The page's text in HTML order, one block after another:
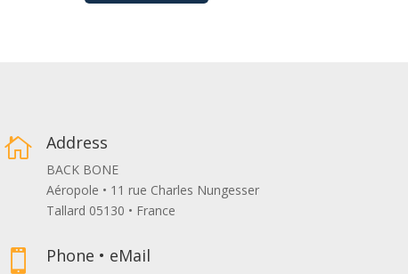
 Address
BACK BONE
Aéropole • 11 rue Charles Nungesser
Tallard 05130 • France
 Phone • eMail